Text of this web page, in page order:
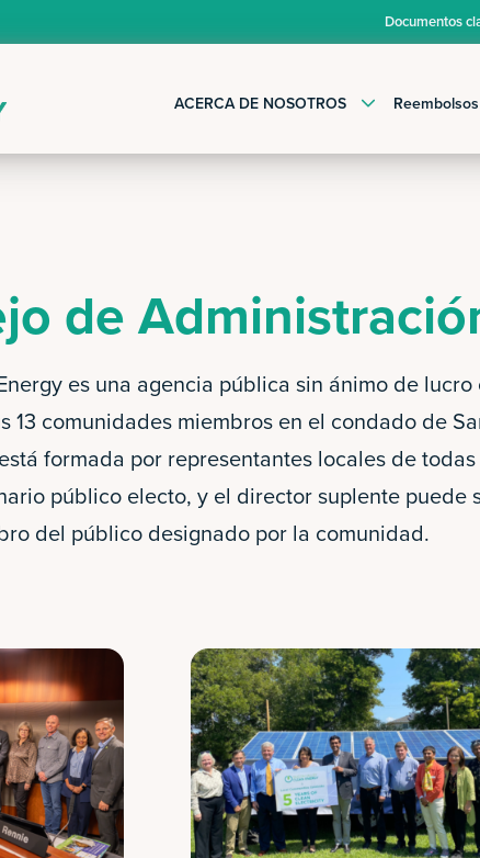
Documentos
ACERCA DE NOSOTROS
de
es una agencia pública sin ánimo de
13 comunidades miembros en el condado de
formada por representantes locales de
público electo, y el director suplente puede
del público designado por la comunidad.